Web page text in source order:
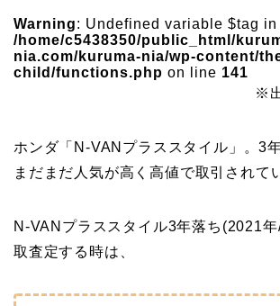
Warning: Undefined variable $tag in
/home/c5438350/public_html/
nia.com/kuruma-nia/wp-content/
child/functions.php on line 141
※
ホンダ「N-VANプラススタイル」。3
まだまだ人気が高く高値で取引されて
N-VANプラススタイル3年落ち(2021
取査定する時は、